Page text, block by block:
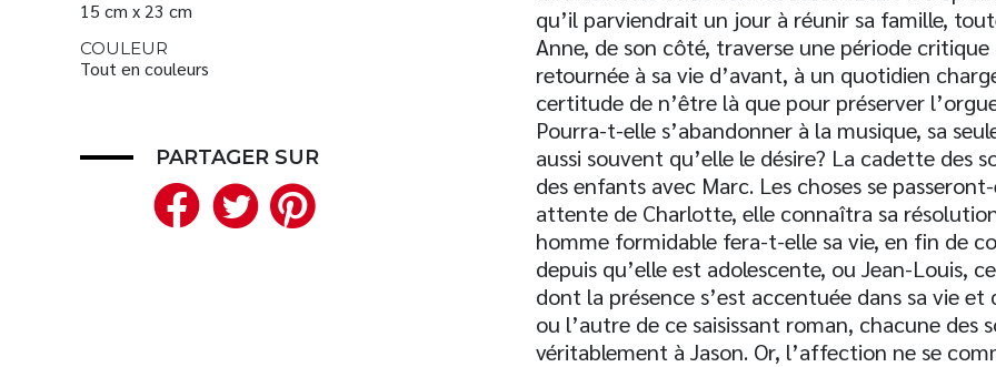
qu’il parviendrait un jour à réunir sa famille,
Anne, de son côté, traverse une période
retournée à sa vie d’avant, à un quotidien
certitude de n’être là que pour préserver
Pourra-t-elle s’abandonner à la musique, sa
aussi souvent qu’elle le désire? La cadette des
des enfants avec Marc. Les choses se
attente de Charlotte, elle connaîtra sa
homme formidable fera-t-elle sa vie, en fin de
depuis qu’elle est adolescente, ou Jean-Louis,
dont la présence s’est accentuée dans sa vie
ou l’autre de ce saisissant roman, chacune des
véritablement à Jason. Or, l’affection ne se
15 cm x 23 cm
COULEUR
Tout en couleurs
PARTAGER SUR
Facebook
Twitter